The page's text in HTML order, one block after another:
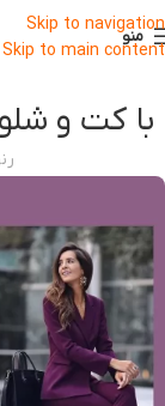
Skip to navigation
Skip to main content
منو
با کت و